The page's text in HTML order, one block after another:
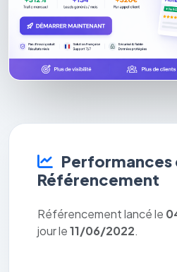
Performances
Référencement
Référencement lancé le
jour le11/06/2022.